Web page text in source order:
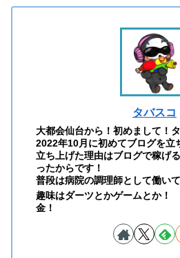
タバスコ
大都会仙台から！初めまして！
2022年10月に初めてブログを立
立ち上げた理由はブログで稼げ
ったからです！
普段は病院の調理師として働い
趣味はダーツとかゲームとか！
金！